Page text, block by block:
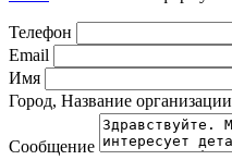
Телефон
Email
Имя
Город, Название организации
Сообщение